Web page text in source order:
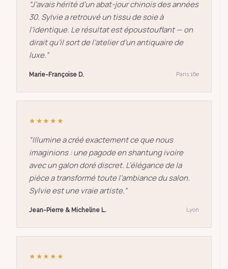
“J’avais hérité d’un abat-jour chinois des années
30. Sylvie a retrouvé un tissu de soie à
l’identique. Le résultat est époustouflant — on
dirait qu’il sort de l’atelier d’un antiquaire de
luxe.”
Marie-Françoise D. Paris 16e
★★★★★
“Illumine a créé exactement ce que nous
imaginions : une pagode en shantung ivoire
avec un galon doré discret. L’élégance de la
pièce a transformé toute l’ambiance du salon.
Sylvie est une vraie artiste.”
Jean-Pierre & Micheline L. Lyon
★★★★★